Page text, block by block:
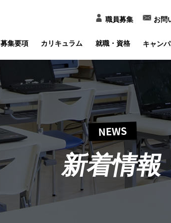
職員募集 お問
募集要項 カリキュラム 就職・資格 キャン
NEWS
新着情報